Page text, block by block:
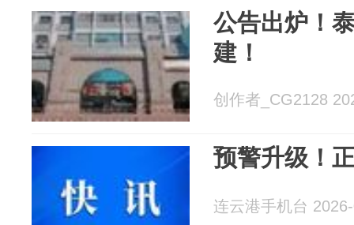
公告出炉！
建！
创作者_CG2128
预警升级！
连云港手机台